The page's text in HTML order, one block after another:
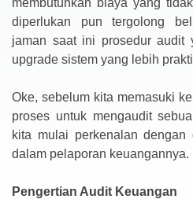
diperlukan pun tergolong
jaman saat ini prosedur audit
upgrade sistem yang lebih
Oke, sebelum kita memasuki
proses untuk mengaudit
kita mulai perkenalan dengan
dalam pelaporan keuangannya.
Pengertian Audit Keuangan